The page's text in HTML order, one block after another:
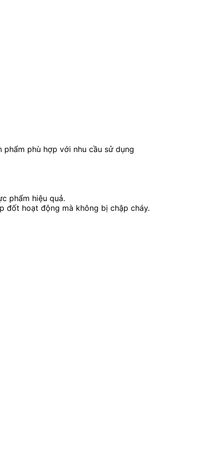
phẩm phù hợp với nhu cầu sử dụng
phẩm hiệu quả.
đốt hoạt động mà không bị chập cháy.